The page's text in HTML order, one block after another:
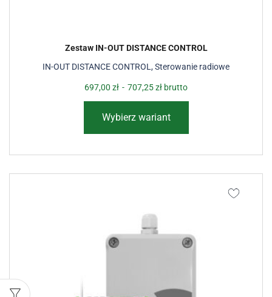
IN-OUT DISTANCE CONTROL ,Sterowanie radiowe
Zestaw IN-OUT DISTANCE CONTROL
697,00 zł - 707,25zł brutto
Wybierz wariant